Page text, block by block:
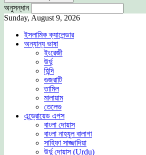
অনুসন্ধান
Sunday, August 9, 2026
ইসলামিক ক্যালেন্ডার
অন্যান্য ভাষা
ইংরেজী
উর্দু
হিন্দি
গুজরাটি
তামিল
মালায়াম
তেলেগু
এন্ড্রোয়েড এপস
বাংলা দোয়াস
বাংলা নাহযুল বালাগা
সাহিফা সাজ্জাদিয়া
উর্দু দোয়াস (Urdu)